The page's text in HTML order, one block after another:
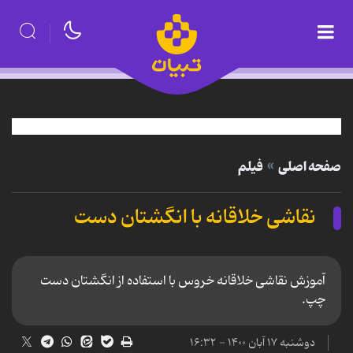
صفحه اصلی فیلم
نقاشی خلاقانه با انگشتان دست
آموزش نقاشی خلاقانه خروس با استفاده از انگشتان دست
چپ.
دوشنبه ۱۷ آبان ۱۴۰۰ - ۱۶:۳۲